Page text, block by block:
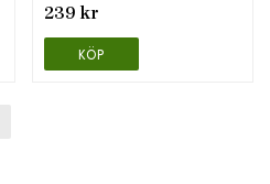
239 kr
KÖP